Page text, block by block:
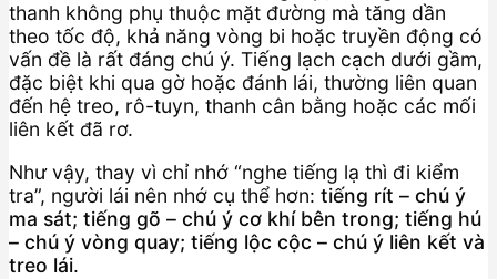
thanh không phụ thuộc mặt đường mà tăng dần
theo tốc độ, khả năng vòng bi hoặc truyền động có
vấn đề là rất đáng chú ý. Tiếng lạch cạch dưới gầm,
đặc biệt khi qua gờ hoặc đánh lái, thường liên quan
đến hệ treo, rô-tuyn, thanh cân bằng hoặc các mối
liên kết đã rơ.
Như vậy, thay vì chỉ nhớ “nghe tiếng lạ thì đi kiểm
tra”, người lái nên nhớ cụ thể hơn: tiếng rít – chú ý
ma sát; tiếng gõ – chú ý cơ khí bên trong; tiếng hú
– chú ý vòng quay; tiếng lộc cộc – chú ý liên kết và
treo lái.